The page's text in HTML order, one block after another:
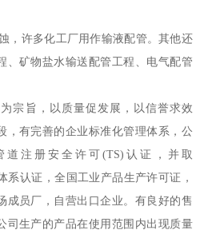
，许多化工厂用作输液配管。其他还
、矿物盐水输送配管工程、电气配管
宗旨，以质量促发展，以信誉求效
，有完善的企业标准化管理体系，公
注册安全许可(TS)认证，并取
系认证，全国工业产品生产许可证，
成员厂，自营出口企业。有良好的售
司生产的产品在使用范围内出现质量